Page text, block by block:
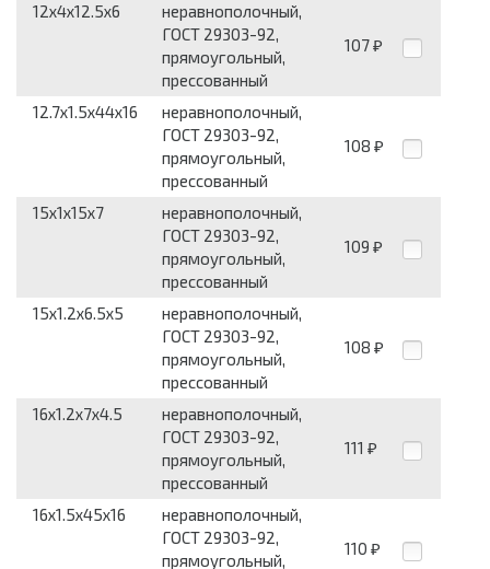
12x4x12.5x6
неравнополочный,
ГОСТ 29303-92,
прямоугольный,
прессованный
107 ₽
12.7x1.5x44x16
неравнополочный,
ГОСТ 29303-92,
прямоугольный,
прессованный
108 ₽
15x1x15x7
неравнополочный,
ГОСТ 29303-92,
прямоугольный,
прессованный
109 ₽
15x1.2x6.5x5
неравнополочный,
ГОСТ 29303-92,
прямоугольный,
прессованный
108 ₽
16x1.2x7x4.5
неравнополочный,
ГОСТ 29303-92,
прямоугольный,
прессованный
111 ₽
16x1.5x45x16
неравнополочный,
ГОСТ 29303-92,
прямоугольный,
110 ₽